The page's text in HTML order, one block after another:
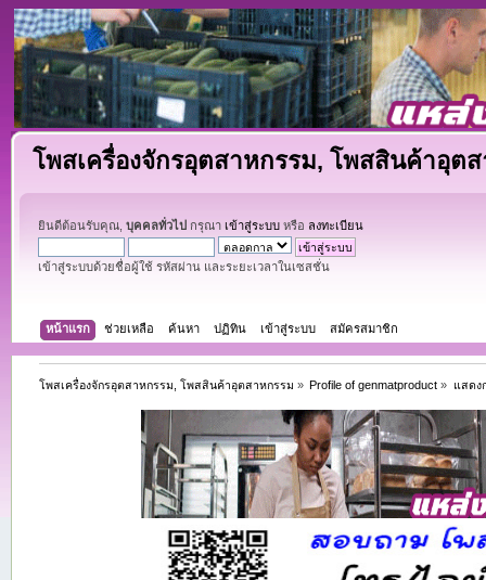
โพสเครื่องจักรอุตสาหกรรม, โพสสินค้าอุต
ยินดีต้อนรับคุณ, บุคคลทั่วไป กรุณา เข้าสู่ระบบหรือ ลงทะเบียน
เข้าสู่ระบบด้วยชื่อผู้ใช้ รหัสผ่าน และระยะเวลาในเซสชั่น
หน้าแรก ช่วยเหลือ ค้นหา ปฏิทิน เข้าสู่ระบบ สมัครสมาชิก
โพสเครื่องจักรอุตสาหกรรม, โพสสินค้าอุตสาหกรรม » Profile of genmatproduct » แสดง